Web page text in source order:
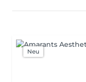
Neu